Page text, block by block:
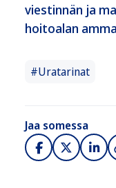
viestinnän ja
hoitoalan
#Uratarinat
Jaa somessa